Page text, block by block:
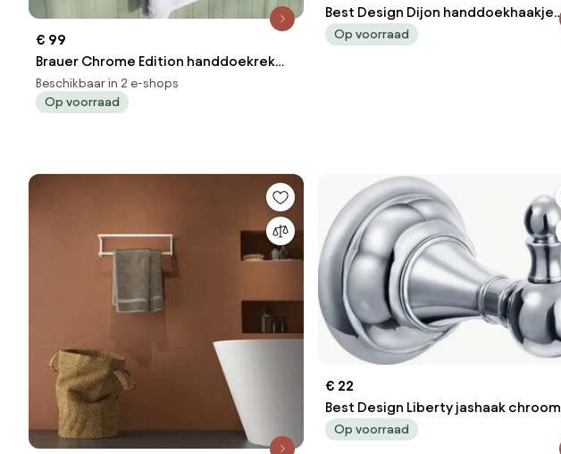
€ 99
Brauer Chrome Edition handdoekrek
met planchet chroom
Beschikbaar in 2 e-shops
Op voorraad
Best Design Dijon handdoekhaakje
sunny bronze - brons
Op voorraad
€ 22
Best Design Liberty jashaak chroom
Op voorraad